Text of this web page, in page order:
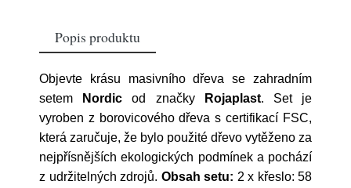
Popis produktu
Objevte krásu masivního dřeva se zahradním
setem
Nordic od značky Rojaplast. Set je
vyroben z borovicového dřeva s certifikací FSC,
která zaručuje, že bylo použité dřevo vytěženo za
nejpřísnějších ekologických podmínek a pochází
z udržitelných zdrojů. Obsah setu: 2 x křeslo: 58